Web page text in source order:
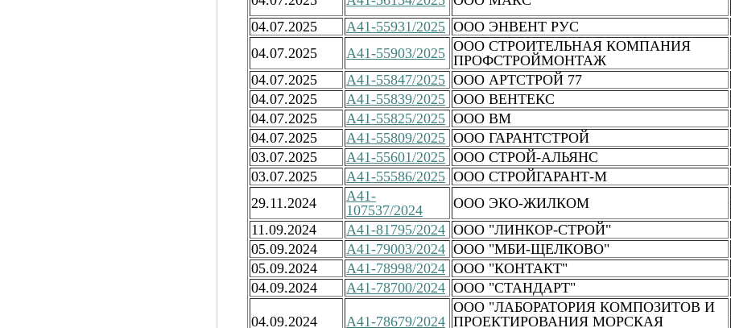
04.07.2025
А41-55931/2025 ООО ЭНВЕНТ РУС
04.07.2025
А41-55903/2025 ООО СТРОИТЕЛЬНАЯ КОМПАНИЯ
ПРОФСТРОЙМОНТАЖ
04.07.2025
А41-55847/2025 ООО АРТСТРОЙ 77
04.07.2025
А41-55839/2025 ООО ВЕНТЕКС
04.07.2025
А41-55825/2025 ООО ВМ
04.07.2025
А41-55809/2025 ООО ГАРАНТСТРОЙ
03.07.2025
А41-55601/2025 ООО СТРОЙ-АЛЬЯНС
03.07.2025
А41-55586/2025 ООО СТРОЙГАРАНТ-М
29.11.2024
А41-
107537/2024
ООО ЭКО-ЖИЛКОМ
11.09.2024
А41-81795/2024 ООО "ЛИНКОР-СТРОЙ"
05.09.2024
А41-79003/2024 ООО "МБИ-ЩЕЛКОВО"
05.09.2024
А41-78998/2024 ООО "КОНТАКТ"
04.09.2024
А41-78700/2024 ООО "СТАНДАРТ"
04.09.2024 А41-78679/2024
ООО "ЛАБОРАТОРИЯ КОМПОЗИТОВ И
ПРОЕКТИРОВАНИЯ МОРСКАЯ